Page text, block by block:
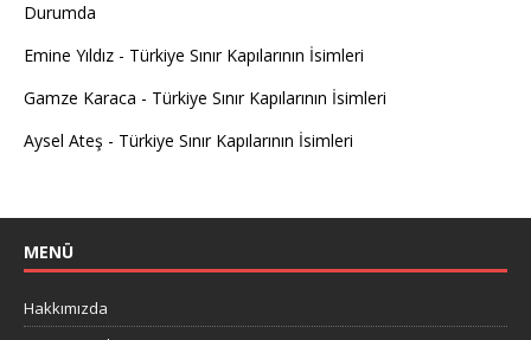
Durumda
Emine Yıldız - Türkiye Sınır Kapılarının İsimleri
Gamze Karaca - Türkiye Sınır Kapılarının İsimleri
Aysel Ateş - Türkiye Sınır Kapılarının İsimleri
MENÜ
Hakkımızda